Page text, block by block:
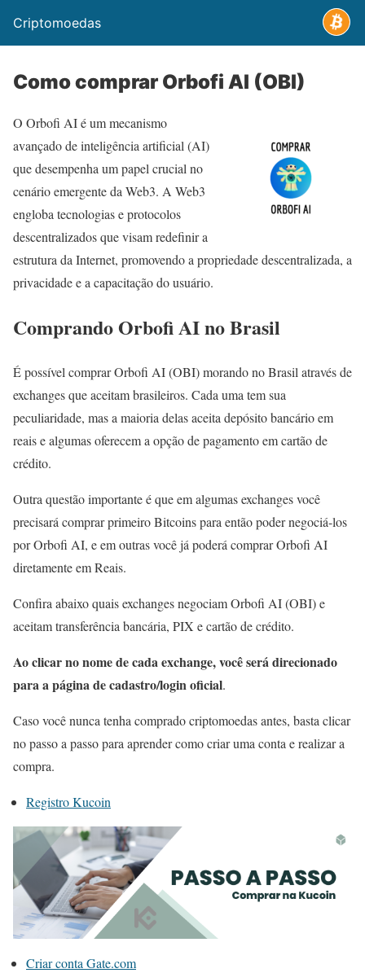
Criptomoedas
Como comprar Orbofi AI (OBI)
O Orbofi AI é um mecanismo
avançado de inteligência artificial (AI)
que desempenha um papel crucial no
cenário emergente da Web3. A Web3
engloba tecnologias e protocolos
descentralizados que visam redefinir a
estrutura da Internet, promovendo a propriedade descentralizada, a
privacidade e a capacitação do usuário.
Comprando Orbofi AI no Brasil
É possível comprar Orbofi AI (OBI) morando no Brasil através de
exchanges que aceitam brasileiros. Cada uma tem sua
peculiaridade, mas a maioria delas aceita depósito bancário em
reais e algumas oferecem a opção de pagamento em cartão de
crédito.
Outra questão importante é que em algumas exchanges você
precisará comprar primeiro Bitcoins para então poder negociá-los
por Orbofi AI, e em outras você já poderá comprar Orbofi AI
diretamente em Reais.
Confira abaixo quais exchanges negociam Orbofi AI (OBI) e
aceitam transferência bancária, PIX e cartão de crédito.
Ao clicar no nome de cada exchange, você será direcionado
para a página de cadastro/login oficial.
Caso você nunca tenha comprado criptomoedas antes, basta clicar
no passo a passo para aprender como criar uma conta e realizar a
compra.
Registro Kucoin
Criar conta Gate.com